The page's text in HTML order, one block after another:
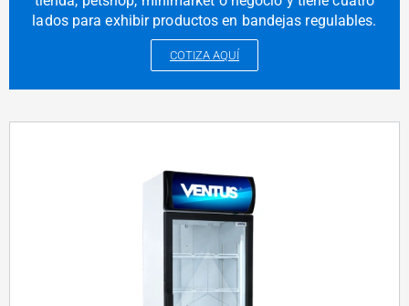
lados para exhibir productos en bandejas regulables.
COTIZA AQUÍ